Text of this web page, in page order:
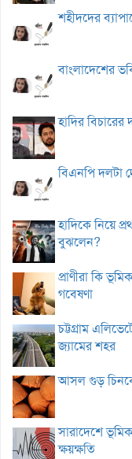
শহীদদের
বাংলাদেশের
হাদির
বিএনপি দলটা
হাদিকে নিয়ে
বুঝলেন?
প্রাণীরা কি
গবেষণা
চট্টগ্রাম
জ্যামের শহর
আসল গুড়
সারাদেশে
ক্ষয়ক্ষতি